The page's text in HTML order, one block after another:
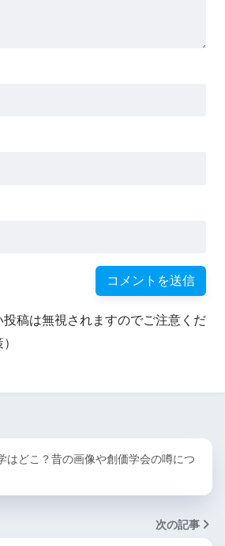
投稿は無視されますのでご注意くだ
はどこ？昔の画像や創価学会の噂につ
次の記事